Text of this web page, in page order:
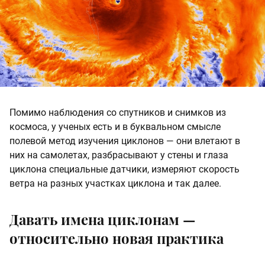
Помимо наблюдения со спутников и снимков из
космоса, у ученых есть и в буквальном смысле
полевой метод изучения циклонов — они влетают в
них на самолетах, разбрасывают у стены и глаза
циклона специальные датчики, измеряют скорость
ветра на разных участках циклона и так далее.
Давать имена циклонам —
относительно новая практика